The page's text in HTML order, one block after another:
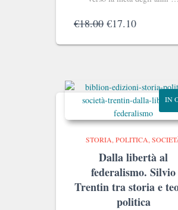
€18.00 Il
originale
€17.10Il
attuale
IN
STORIA, POLITICA,
Dalla libertà al
federalismo. Silvio
Trentin tra storia e
politica